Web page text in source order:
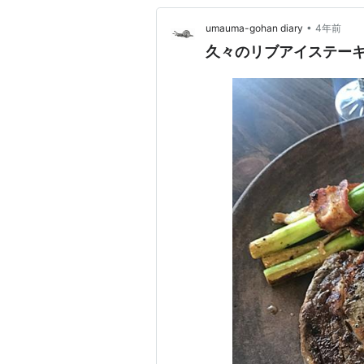
umauma-gohan diary • 4年前
久々のリブアイステー